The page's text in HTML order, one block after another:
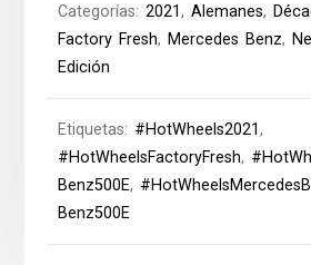
Categorías:2021,Alemanes,
Factory Fresh, Mercedes Benz,
Edición
Etiquetas: #HotWheels2021,
#HotWheelsFactoryFresh,
Benz500E,
Benz500E